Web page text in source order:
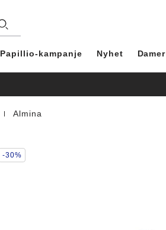
Papillio-kampanje Nyhet Damer
Almina
-30%